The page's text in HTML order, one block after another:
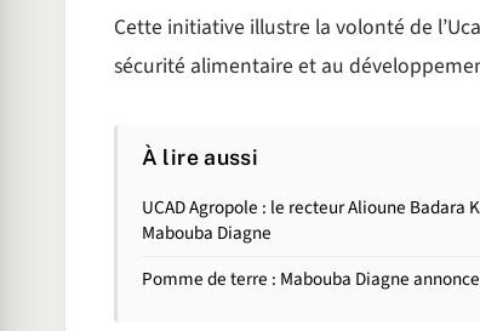
Cette initiative illustre la volonté de
sécurité alimentaire et au
À lire aussi
UCAD Agropole : le recteur Alioune
Mabouba Diagne
Pomme de terre : Mabouba Diagne